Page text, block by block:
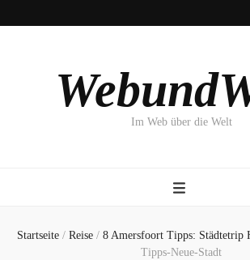
Im Web über die Welt
Startseite / Reise / 8 Amersfoort Tipps: Städtetrip
Tipps-Neue-Stadt